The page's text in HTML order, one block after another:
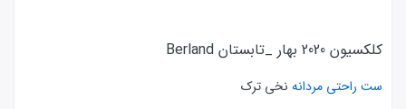
کلکسیون 2020 بهار _تابستان Berland
ست راحتی مردانه نخی ترک